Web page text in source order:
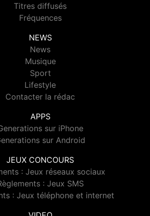
Titres diffusés
Fréquences
NEWS
News
Musique
Sport
Lifestyle
Contacter la rédac
APPS
sur iPhone
sur Android
JEUX CONCOURS
: Jeux réseaux sociaux
: Jeux SMS
: Jeux téléphone et internet